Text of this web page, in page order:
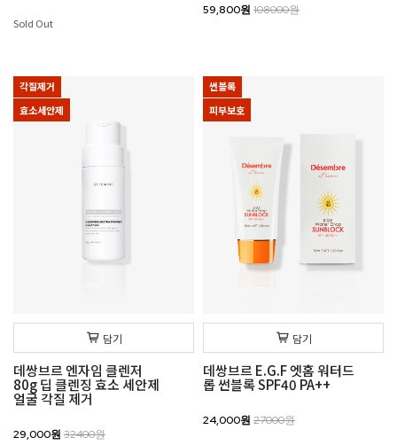
Sold Out
59,800원 108000원
각질제거
효소세안제
담기
데쌍브르 엔자임 클렌저
80g 딥 클렌징 효소 세안제
얼굴 각질 제거
29,000원 32400원
썬블록
피부보호
담기
데쌍브르 E.G.F 엣홈 워터드
롭 썬블록 SPF40 PA++
24,000원 27000원